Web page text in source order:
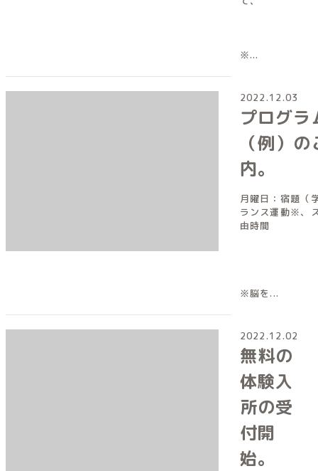
※...
2022.12.03
プログラ
（例）
内。
月曜日：宿題（
ランス運動※、
由時間
※脳を...
2022.12.02
無料の
体験入
所の受
付開
始。